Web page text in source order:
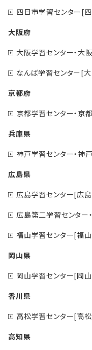
四日市学習センター[
大阪府
大阪学習センター・大
なんば学習センター[
京都府
京都学習センター・京
兵庫県
神戸学習センター・神
広島県
広島学習センター[広
広島第二学習センタ
福山学習センター[福
岡山県
岡山学習センター[岡
香川県
高松学習センター[高
高知県